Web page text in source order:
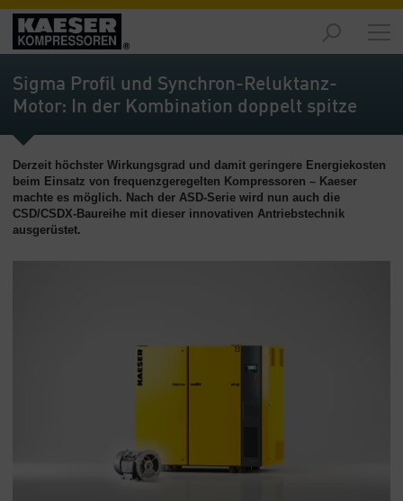
Produkte
-
Übersicht
Übersicht
Lösungen
-
Sigma Profil und Synchron-Reluktanz-
Motor: In der Kombination doppelt spitze
Derzeit höchster Wirkungsgrad und damit geringere Energiekosten
beim Einsatz von frequenzgeregelten Kompressoren – Kaeser
machte es möglich. Nach der ASD-Serie wird nun auch die
CSD/CSDX-Baureihe mit dieser innovativen Antriebstechnik
ausgerüstet.